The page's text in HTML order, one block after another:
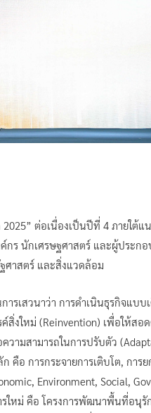
2025” ต่อเนื่องเป็นปีที่ 4 ภายใต้แ
กร นักเศรษฐศาสตร์ และผู้ประกอ
ศาสตร์ และสิ่งแวดล้อม
ารเสวนาว่า การดำเนินธุรกิจแบบ
สิ่งใหม่ (Reinvention) เพื่อให้สอ
ามสามารถในการปรับตัว
คือ การกระจายการเติบโต, การ
Environment, Social,
ใหม่ คือ โครงการพัฒนาพื้นที่อนุรั